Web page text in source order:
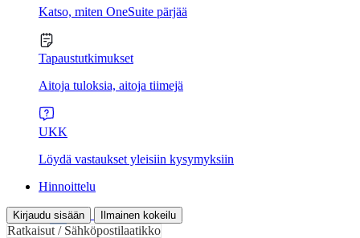
Katso, miten OneSuite pärjää
Tapaustutkimukset
Aitoja tuloksia, aitoja tiimejä
UKK
Löydä vastaukset yleisiin kysymyksiin
Hinnoittelu
Kirjaudu sisään Ilmainen kokeilu
Ratkaisut / Sähköpostilaatikko